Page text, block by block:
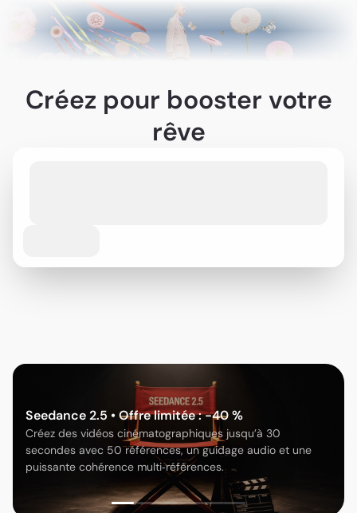
Créez pour booster votre
rêve
Seedance 2.5 • Offre limitée : -40 %
Créez des vidéos cinématographiques jusqu’à 30
secondes avec 50 références, un guidage audio et une
puissante cohérence multi‑références.